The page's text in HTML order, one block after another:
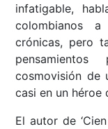
infatigable,
colombianos
crónicas, pero
cosmovisión de
casi en un héroe
El autor de